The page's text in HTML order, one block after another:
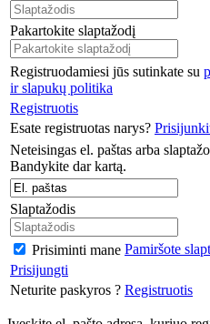
Pakartokite slaptažodį
Registruodamiesi jūs sutinkate su
ir slapukų politika
Registruotis
Esate registruotas narys?
Neteisingas el. paštas arba
Bandykite dar kartą.
Slaptažodis
Prisiminti mane Pamiršote
Prisijungti
Neturite paskyros ? Registruotis